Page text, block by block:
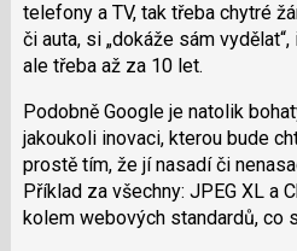
telefony a TV, tak třeba chytré
či auta, si „dokáže sám
ale třeba až za 10 let.
Podobně Google je natolik
jakoukoli inovaci, kterou bude
prostě tím, že jí nasadí či
Příklad za všechny: JPEG XL a
kolem webových standardů, co